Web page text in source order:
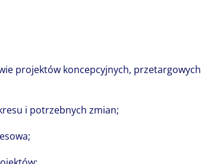
projektów koncepcyjnych, przetargowych
i potrzebnych zmian;